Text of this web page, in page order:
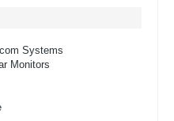
Systems
Monitors